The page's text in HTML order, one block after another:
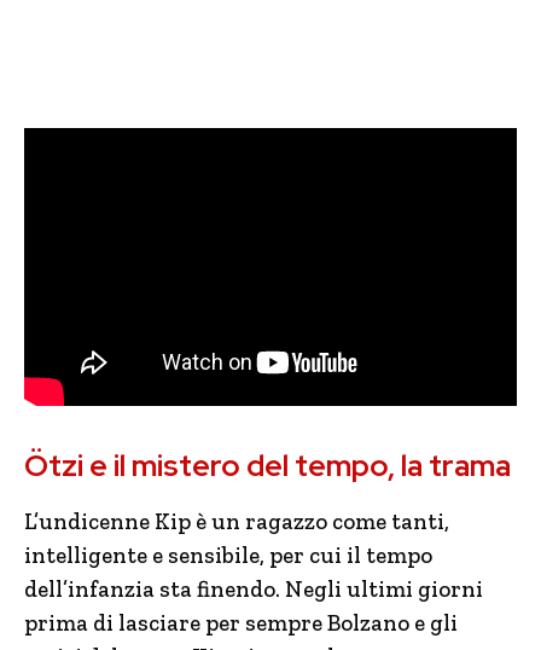
Ötzi e il mistero del tempo, la trama
L’undicenne Kip è un ragazzo come tanti,
intelligente e sensibile, per cui il tempo
dell’infanzia sta finendo. Negli ultimi giorni
prima di lasciare per sempre Bolzano e gli